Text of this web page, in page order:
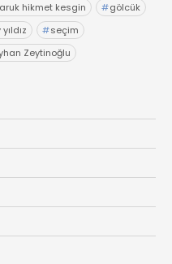
hikmet kesgin #gölcük
#seçim
Zeytinoğlu